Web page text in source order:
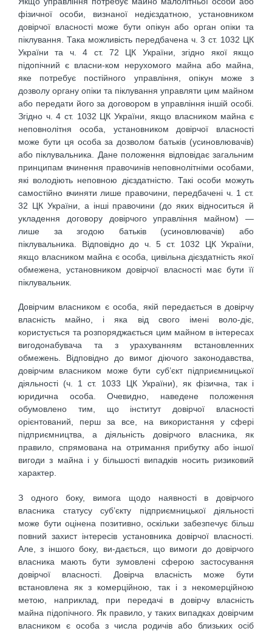
фізичної особи, визнаної недієздатною, установником
довірчої власності може бути опікун або орган опіки та
піклування. Така можливість передбачена ч. 3 ст. 1032 ЦК
України та ч. 4 ст. 72 ЦК України, згідно якої якщо
підопічний є власни-ком нерухомого майна або майна,
яке потребує постійного управління, опікун може з
дозволу органу опіки та піклування управляти цим майном
або передати його за договором в управління іншій особі.
Згідно ч. 4 ст. 1032 ЦК України, якщо власником майна є
неповнолітня особа, установником довірчої власності
може бути ця особа за дозволом батьків (усиновлювачів)
або піклувальника. Дане положення відповідає загальним
принципам вчинення правочинів неповнолітніми особами,
які володіють неповною дієздатністю. Такі особи можуть
самостійно вчиняти лише правочини, передбачені ч. 1 ст.
32 ЦК України, а інші правочини (до яких відноситься й
укладення договору довірчого управління майном) —
лише за згодою батьків (усиновлювачів) або
піклувальника. Відповідно до ч. 5 ст. 1032 ЦК України,
якщо власником майна є особа, цивільна дієздатність якої
обмежена, установником довірчої власності має бути її
піклувальник.
Довірчим власником є особа, якій передається в довірчу
власність майно, і яка від свого імені воло-діє,
користується та розпоряджається цим майном в інтересах
вигодонабувача та з урахуванням встановленних
обмежень. Відповідно до вимог діючого законодавства,
довірчим власником може бути суб’єкт підприємницької
діяльності (ч. 1 ст. 1033 ЦК України), як фізична, так і
юридична особа. Очевидно, наведене положення
обумовлено тим, що інститут довірчої власності
орієнтований, перш за все, на використання у сфері
підприємництва, а діяльність довірчого власника, як
правило, спрямована на отримання прибутку або іншої
вигоди з майна і у більшості випадків носить ризиковий
характер.
З одного боку, вимога щодо наявності в довірчого
власника статусу суб’єкту підприємницької діяльності
може бути оцінена позитивно, оскільки забезпечує більш
повний захист інтересів установника довірчої власності.
Але, з іншого боку, ви-дається, що вимоги до довірчого
власника мають бути зумовлені сферою застосування
довірчої власності. Довірча власність може бути
встановлена як з комерційною, так і з некомерційною
метою, наприклад, при передачі в довірчу власність
майна підопічного. Як правило, у таких випадках довірчим
власником є особа з числа родичів або близьких осіб